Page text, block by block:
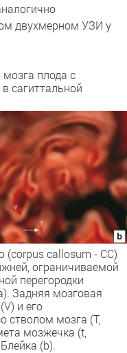
двухмерном УЗИ у
мозга плода с
сагиттальной
(corpus callosum - CC)
ограничиваемой
перегородки
Задняя мозговая
и его
стволом мозга (Т,
мозжечка (t,
(b).